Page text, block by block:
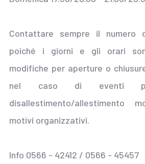
Contattare sempre il numero
poiché i giorni e gli orari
modifiche per aperture o
nel caso di eventi
disallestimento/allestimento
motivi organizzativi.
Info 0566 - 42412 / 0566 - 45457